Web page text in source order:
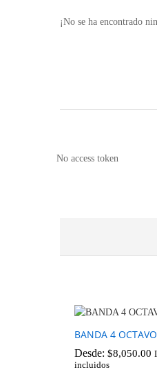
¡No se ha encontrado
No access token
BANDA 4
Desde: $8,050.00
incluidos